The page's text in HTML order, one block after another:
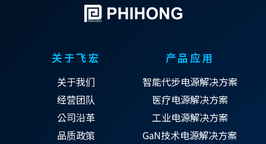
关于飞宏
关于我们
经营团队
公司沿革
品质政策
产品应用
智能代步电源解决方案
医疗电源解决方案
工业电源解决方案
GaN技术电源解决方案